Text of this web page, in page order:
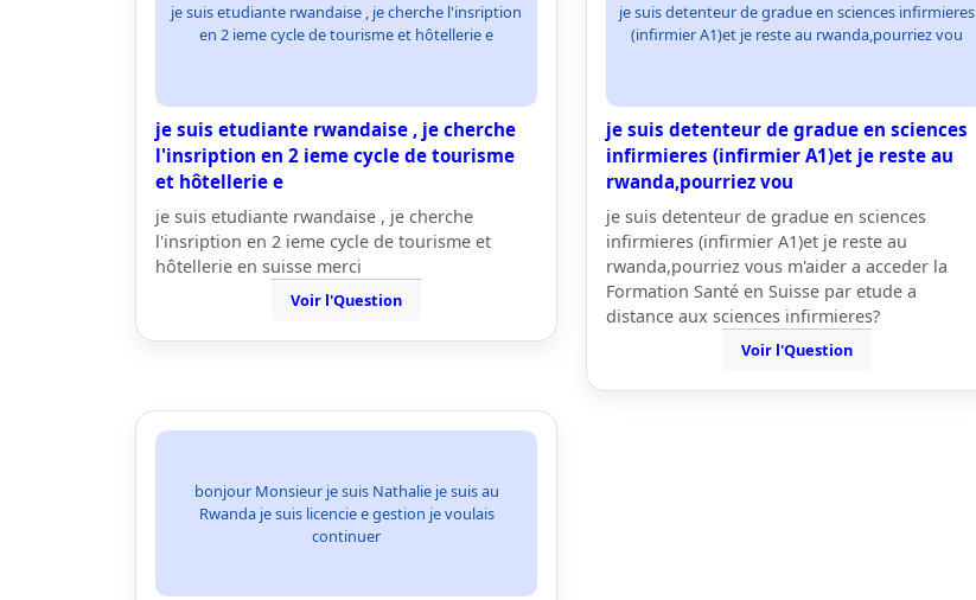
je suis etudiante rwandaise , je cherche l'insription
en 2 ieme cycle de tourisme et hôtellerie e
je suis etudiante rwandaise , je cherche
l'insription en 2 ieme cycle de tourisme
et hôtellerie e
je suis etudiante rwandaise , je cherche
l'insription en 2 ieme cycle de tourisme et
hôtellerie en suisse merci
Voir l'Question
je suis detenteur de gradue en sciences infirmieres
(infirmier A1)et je reste au rwanda,pourriez vou
je suis detenteur de gradue en sciences
infirmieres (infirmier A1)et je reste au
rwanda,pourriez vou
je suis detenteur de gradue en sciences
infirmieres (infirmier A1)et je reste au
rwanda,pourriez vous m'aider a acceder la
Formation Santé en Suisse par etude a
distance aux sciences infirmieres?
Voir l'Question
bonjour Monsieur je suis Nathalie je suis au
Rwanda je suis licencie e gestion je voulais
continuer